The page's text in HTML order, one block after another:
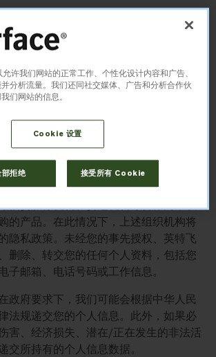
目的
范互联网信息服务市场秩序若干规
人资料。个人资料包括姓名、地址、电
别个人身份的信息。我们将使用您递交
务，以及与之相关的各种信息，并且记
也将使用您的资料来帮助改进我们的网
于您的每一次访问。
，我们可能需要向其他组织机构递交您
信贷服务机构、货运机构等合作商，以
的产品。在此情况下，上述组织机构将
隐私政策。未经您的事先授权、英特飞
删除、转交您的任何个人资料，包括您
子邮箱、电话号码或工作信息。
政府要求下，我们可能会根据中华人民
法规递交您的个人信息。此外，如果必
害、经济损失、潜在/正在发生的非法活
交所持有的个人信息数据。
允许我们网站的正常工作、个性化设计内容和广告、
分析流量。我们还同社交媒体、广告和分析合作伙
们网站的信息。
Cookie 设置
部拒绝 接受所有 Cookie